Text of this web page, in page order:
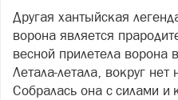
Другая хантыйская
ворона является
весной прилетела
Летала-летала, вокруг
Собралась она с силами и